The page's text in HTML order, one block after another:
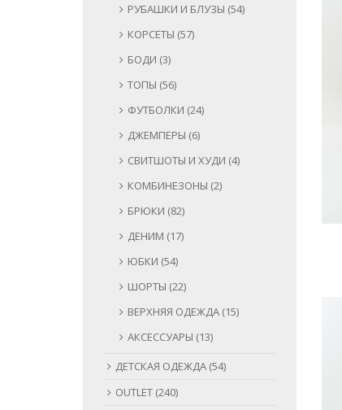
РУБАШКИ И БЛУЗЫ (54)
КОРСЕТЫ (57)
БОДИ (3)
ТОПЫ (56)
ФУТБОЛКИ (24)
ДЖЕМПЕРЫ (6)
СВИТШОТЫ И ХУДИ (4)
КОМБИНЕЗОНЫ (2)
БРЮКИ (82)
ДЕНИМ (17)
ЮБКИ (54)
ШОРТЫ (22)
ВЕРХНЯЯ ОДЕЖДА (15)
АКСЕССУАРЫ (13)
ДЕТСКАЯ ОДЕЖДА (54)
OUTLET (240)